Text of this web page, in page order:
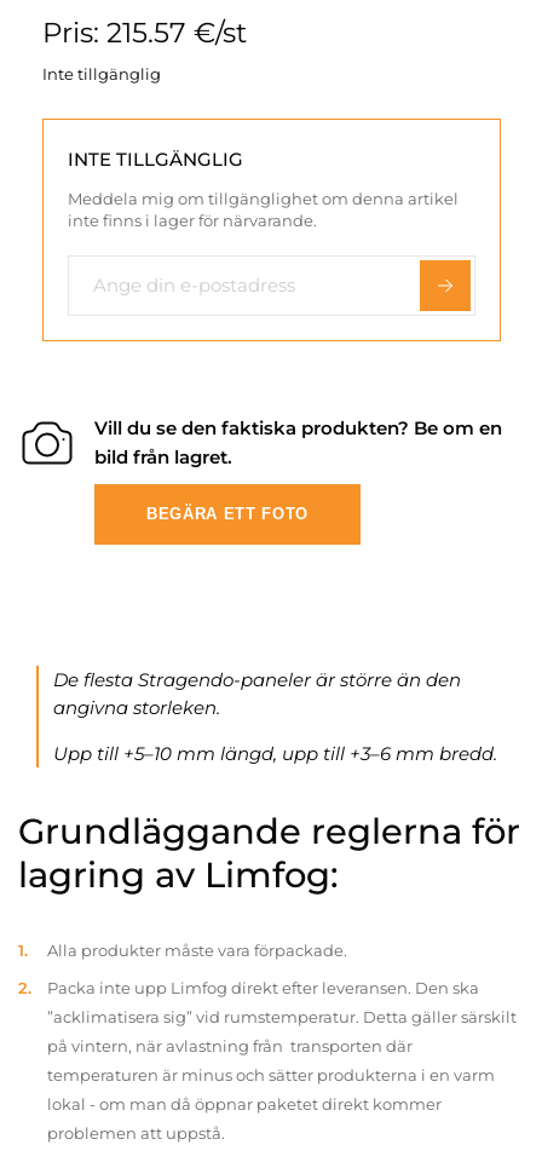
Pris: 215.57 €/st
Inte tillgänglig
INTE TILLGÄNGLIG
Meddela mig om tillgänglighet om denna artikel
inte finns i lager för närvarande.
Vill du se den faktiska produkten? Be om en
bild från lagret.
BEGÄRA ETT FOTO
De flesta Stragendo-paneler är större än den
angivna storleken.
Upp till +5–10 mm längd, upp till +3–6 mm bredd.
Grundläggande reglerna för
lagring av Limfog:
Alla produkter måste vara förpackade.
Packa inte upp Limfog direkt efter leveransen. Den ska
”acklimatisera sig” vid rumstemperatur. Detta gäller särskilt
på vintern, när avlastning från transporten där
temperaturen är minus och sätter produkterna i en varm
lokal - om man då öppnar paketet direkt kommer
problemen att uppstå.